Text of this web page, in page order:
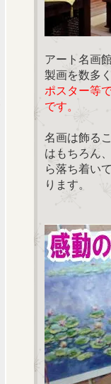
アート名画
製画を数多
ポスター等
です。
名画は飾る
はもちろん
ら落ち着い
ります。